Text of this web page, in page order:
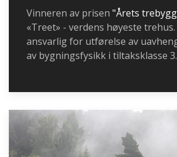
Vinneren av prisen "Årets
«Treet» - verdens høyeste
ansvarlig for utførelse av
av bygningsfysikk i tiltaksklasse 3.